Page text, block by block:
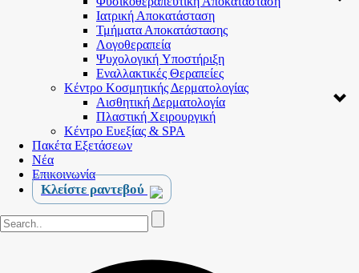
Ιατρική Αποκατάσταση
Τμήματα Αποκατάστασης
Λογοθεραπεία
Ψυχολογική Yποστήριξη
Εναλλακτικές Θεραπείες
Κέντρο Κοσμητικής Δερματολογίας
Αισθητική Δερματολογία
Πλαστική Χειρουργική
Κέντρο Ευεξίας & SPA
Πακέτα Εξετάσεων
Νέα
Επικοινωνία
Κλείστε ραντεβού